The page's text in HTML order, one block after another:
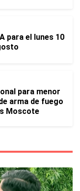
para el lunes 10
para menor
arma de fuego
Moscote